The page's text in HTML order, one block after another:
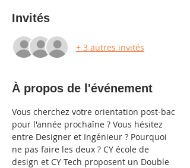
Invités
+ 3 autres invités
À propos de l'événement
Vous cherchez votre orientation post-bac
pour l'année prochaîne ? Vous hésitez
entre Designer et Ingénieur ? Pourquoi
ne pas faire les deux ? CY école de
design et CY Tech proposent un Double